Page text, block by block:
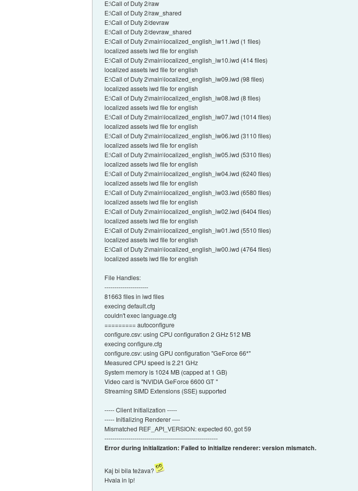
E:\Call of Duty 2/raw
E:\Call of Duty 2/raw_shared
E:\Call of Duty 2/devraw
E:\Call of Duty 2/devraw_shared
E:\Call of Duty 2\main\localized_english_iw11.iwd (1 files)
localized assets iwd file for english
E:\Call of Duty 2\main\localized_english_iw10.iwd (414 files)
localized assets iwd file for english
E:\Call of Duty 2\main\localized_english_iw09.iwd (98 files)
localized assets iwd file for english
E:\Call of Duty 2\main\localized_english_iw08.iwd (8 files)
localized assets iwd file for english
E:\Call of Duty 2\main\localized_english_iw07.iwd (1014 files)
localized assets iwd file for english
E:\Call of Duty 2\main\localized_english_iw06.iwd (3110 files)
localized assets iwd file for english
E:\Call of Duty 2\main\localized_english_iw05.iwd (5310 files)
localized assets iwd file for english
E:\Call of Duty 2\main\localized_english_iw04.iwd (6240 files)
localized assets iwd file for english
E:\Call of Duty 2\main\localized_english_iw03.iwd (6580 files)
localized assets iwd file for english
E:\Call of Duty 2\main\localized_english_iw02.iwd (6404 files)
localized assets iwd file for english
E:\Call of Duty 2\main\localized_english_iw01.iwd (5510 files)
localized assets iwd file for english
E:\Call of Duty 2\main\localized_english_iw00.iwd (4764 files)
localized assets iwd file for english
File Handles:
----------------------
81663 files in iwd files
execing default.cfg
couldn't exec language.cfg
========= autoconfigure
configure.csv: using CPU configuration 2 GHz 512 MB
execing configure.cfg
configure.csv: using GPU configuration "GeForce 66*"
Measured CPU speed is 2.21 GHz
System memory is 1024 MB (capped at 1 GB)
Video card is "NVIDIA GeForce 6600 GT "
Streaming SIMD Extensions (SSE) supported
----- Client Initialization -----
----- Initializing Renderer ----
Mismatched REF_API_VERSION: expected 60, got 59
---------------------------------------------------------
Error during initialization: Failed to initialize renderer: version mismatch.
Kaj bi bila težava?
Hvala in lp!